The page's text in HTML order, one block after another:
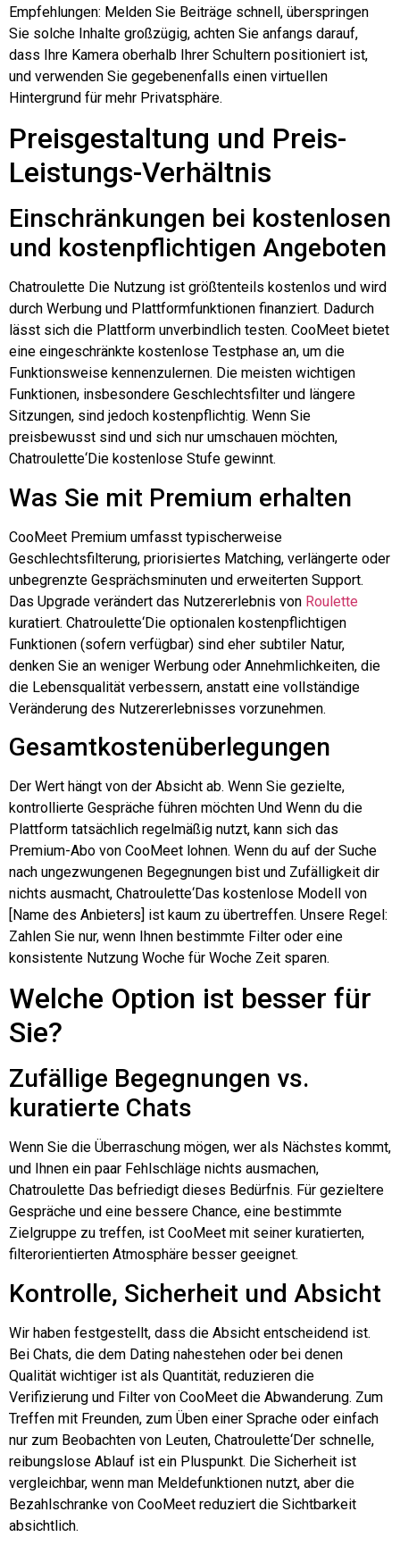
Empfehlungen: Melden Sie Beiträge schnell, überspringen
Sie solche Inhalte großzügig, achten Sie anfangs darauf,
dass Ihre Kamera oberhalb Ihrer Schultern positioniert ist,
und verwenden Sie gegebenenfalls einen virtuellen
Hintergrund für mehr Privatsphäre.
Preisgestaltung und Preis-
Leistungs-Verhältnis
Einschränkungen bei kostenlosen
und kostenpflichtigen Angeboten
Chatroulette Die Nutzung ist größtenteils kostenlos und wird
durch Werbung und Plattformfunktionen finanziert. Dadurch
lässt sich die Plattform unverbindlich testen. CooMeet bietet
eine eingeschränkte kostenlose Testphase an, um die
Funktionsweise kennenzulernen. Die meisten wichtigen
Funktionen, insbesondere Geschlechtsfilter und längere
Sitzungen, sind jedoch kostenpflichtig. Wenn Sie
preisbewusst sind und sich nur umschauen möchten,
Chatroulette‘Die kostenlose Stufe gewinnt.
Was Sie mit Premium erhalten
CooMeet Premium umfasst typischerweise
Geschlechtsfilterung, priorisiertes Matching, verlängerte oder
unbegrenzte Gesprächsminuten und erweiterten Support.
Das Upgrade verändert das Nutzererlebnis von Roulette
kuratiert. Chatroulette‘Die optionalen kostenpflichtigen
Funktionen (sofern verfügbar) sind eher subtiler Natur,
denken Sie an weniger Werbung oder Annehmlichkeiten, die
die Lebensqualität verbessern, anstatt eine vollständige
Veränderung des Nutzererlebnisses vorzunehmen.
Gesamtkostenüberlegungen
Der Wert hängt von der Absicht ab. Wenn Sie gezielte,
kontrollierte Gespräche führen möchten Und Wenn du die
Plattform tatsächlich regelmäßig nutzt, kann sich das
Premium-Abo von CooMeet lohnen. Wenn du auf der Suche
nach ungezwungenen Begegnungen bist und Zufälligkeit dir
nichts ausmacht, Chatroulette‘Das kostenlose Modell von
[Name des Anbieters] ist kaum zu übertreffen. Unsere Regel:
Zahlen Sie nur, wenn Ihnen bestimmte Filter oder eine
konsistente Nutzung Woche für Woche Zeit sparen.
Welche Option ist besser für
Sie?
Zufällige Begegnungen vs.
kuratierte Chats
Wenn Sie die Überraschung mögen, wer als Nächstes kommt,
und Ihnen ein paar Fehlschläge nichts ausmachen,
Chatroulette Das befriedigt dieses Bedürfnis. Für gezieltere
Gespräche und eine bessere Chance, eine bestimmte
Zielgruppe zu treffen, ist CooMeet mit seiner kuratierten,
filterorientierten Atmosphäre besser geeignet.
Kontrolle, Sicherheit und Absicht
Wir haben festgestellt, dass die Absicht entscheidend ist.
Bei Chats, die dem Dating nahestehen oder bei denen
Qualität wichtiger ist als Quantität, reduzieren die
Verifizierung und Filter von CooMeet die Abwanderung. Zum
Treffen mit Freunden, zum Üben einer Sprache oder einfach
nur zum Beobachten von Leuten, Chatroulette‘Der schnelle,
reibungslose Ablauf ist ein Pluspunkt. Die Sicherheit ist
vergleichbar, wenn man Meldefunktionen nutzt, aber die
Bezahlschranke von CooMeet reduziert die Sichtbarkeit
absichtlich.